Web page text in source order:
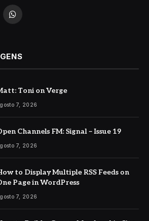
WhatsApp
Toni on Verge
7, 2026
Channels FM: Signal – Issue 19
7, 2026
to Display Multiple RSS Feeds on
Page in WordPress
7, 2026